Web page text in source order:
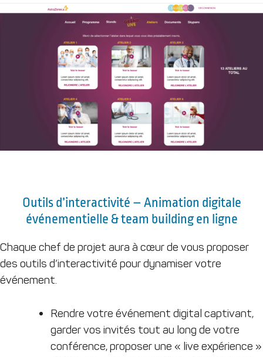
Outils d’interactivité – Animation digitale
événementielle & team building en ligne
Chaque chef de projet aura à cœur de vous proposer
des outils d’interactivité pour dynamiser votre
événement.
Rendre votre événement digital captivant,
garder vos invités tout au long de votre
conférence, proposer une « live expérience »